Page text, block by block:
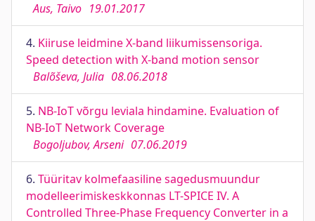
Aus, Taivo 19.01.2017
4. Kiiruse leidmine X-band liikumissensoriga.
Speed detection with X-band motion sensor
Balõševa, Julia 08.06.2018
5. NB-IoT võrgu leviala hindamine. Evaluation of
NB-IoT Network Coverage
Bogoljubov, Arseni 07.06.2019
6. Tüüritav kolmefaasiline sagedusmuundur
modelleerimiskeskkonnas LT-SPICE IV. A
Controlled Three-Phase Frequency Converter in a